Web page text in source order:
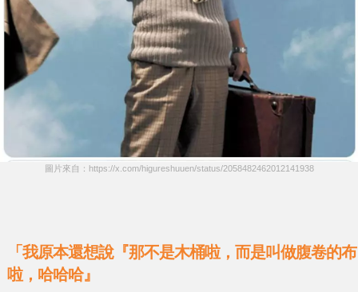
圖片來自：https://x.com/higureshuuen/status/2058482462012141938
「我原本還想說『那不是木桶啦，而是叫做腹卷的布
啦，哈哈哈』